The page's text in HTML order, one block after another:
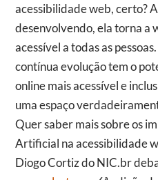
acessibilidade web, certo?
desenvolvendo, ela torna a
acessível a todas as
contínua evolução tem o
online mais acessível e
uma espaço
Quer saber mais sobre os
Artificial na acessibilidade
Diogo Cortiz do NIC.br